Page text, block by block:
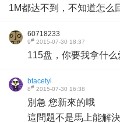
1M都达不到，不知道怎么
60718233
9# 2015-07-30 18:37
115盘，你要我拿什么
btacetyl
8# 2015-07-30 16:38
別急 您新來的哦
這問題不是馬上能解